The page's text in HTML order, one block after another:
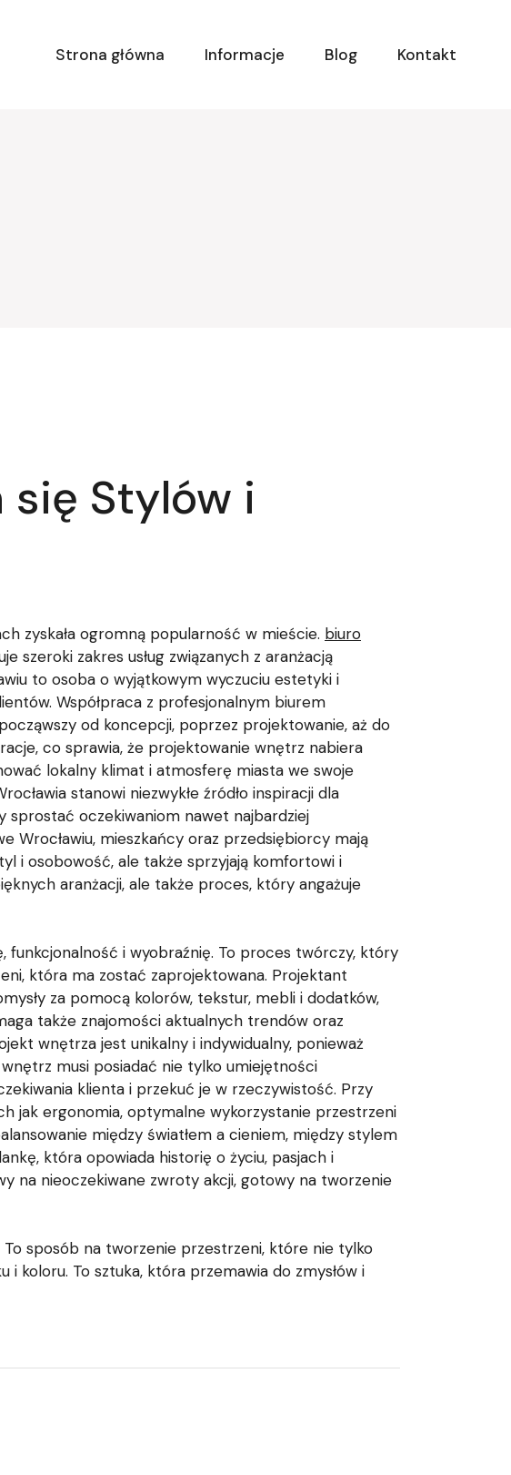
Strona główna
Informacje Blog Kontakt
Stylów i
zyskała ogromną popularność w mieście. biuro
szeroki zakres usług związanych z aranżacją
to osoba o wyjątkowym wyczuciu estetyki i
Współpraca z profesjonalnym biurem
od koncepcji, poprzez projektowanie, aż do
co sprawia, że projektowanie wnętrz nabiera
lokalny klimat i atmosferę miasta we swoje
stanowi niezwykłe źródło inspiracji dla
sprostać oczekiwaniom nawet najbardziej
Wrocławiu, mieszkańcy oraz przedsiębiorcy mają
i osobowość, ale także sprzyjają komfortowi i
aranżacji, ale także proces, który angażuje
funkcjonalność i wyobraźnię. To proces twórczy, który
która ma zostać zaprojektowana. Projektant
za pomocą kolorów, tekstur, mebli i dodatków,
także znajomości aktualnych trendów oraz
wnętrza jest unikalny i indywidualny, ponieważ
musi posiadać nie tylko umiejętności
klienta i przekuć je w rzeczywistość. Przy
jak ergonomia, optymalne wykorzystanie przestrzeni
między światłem a cieniem, między stylem
która opowiada historię o życiu, pasjach i
na nieoczekiwane zwroty akcji, gotowy na tworzenie
To sposób na tworzenie przestrzeni, które nie tylko
koloru. To sztuka, która przemawia do zmysłów i